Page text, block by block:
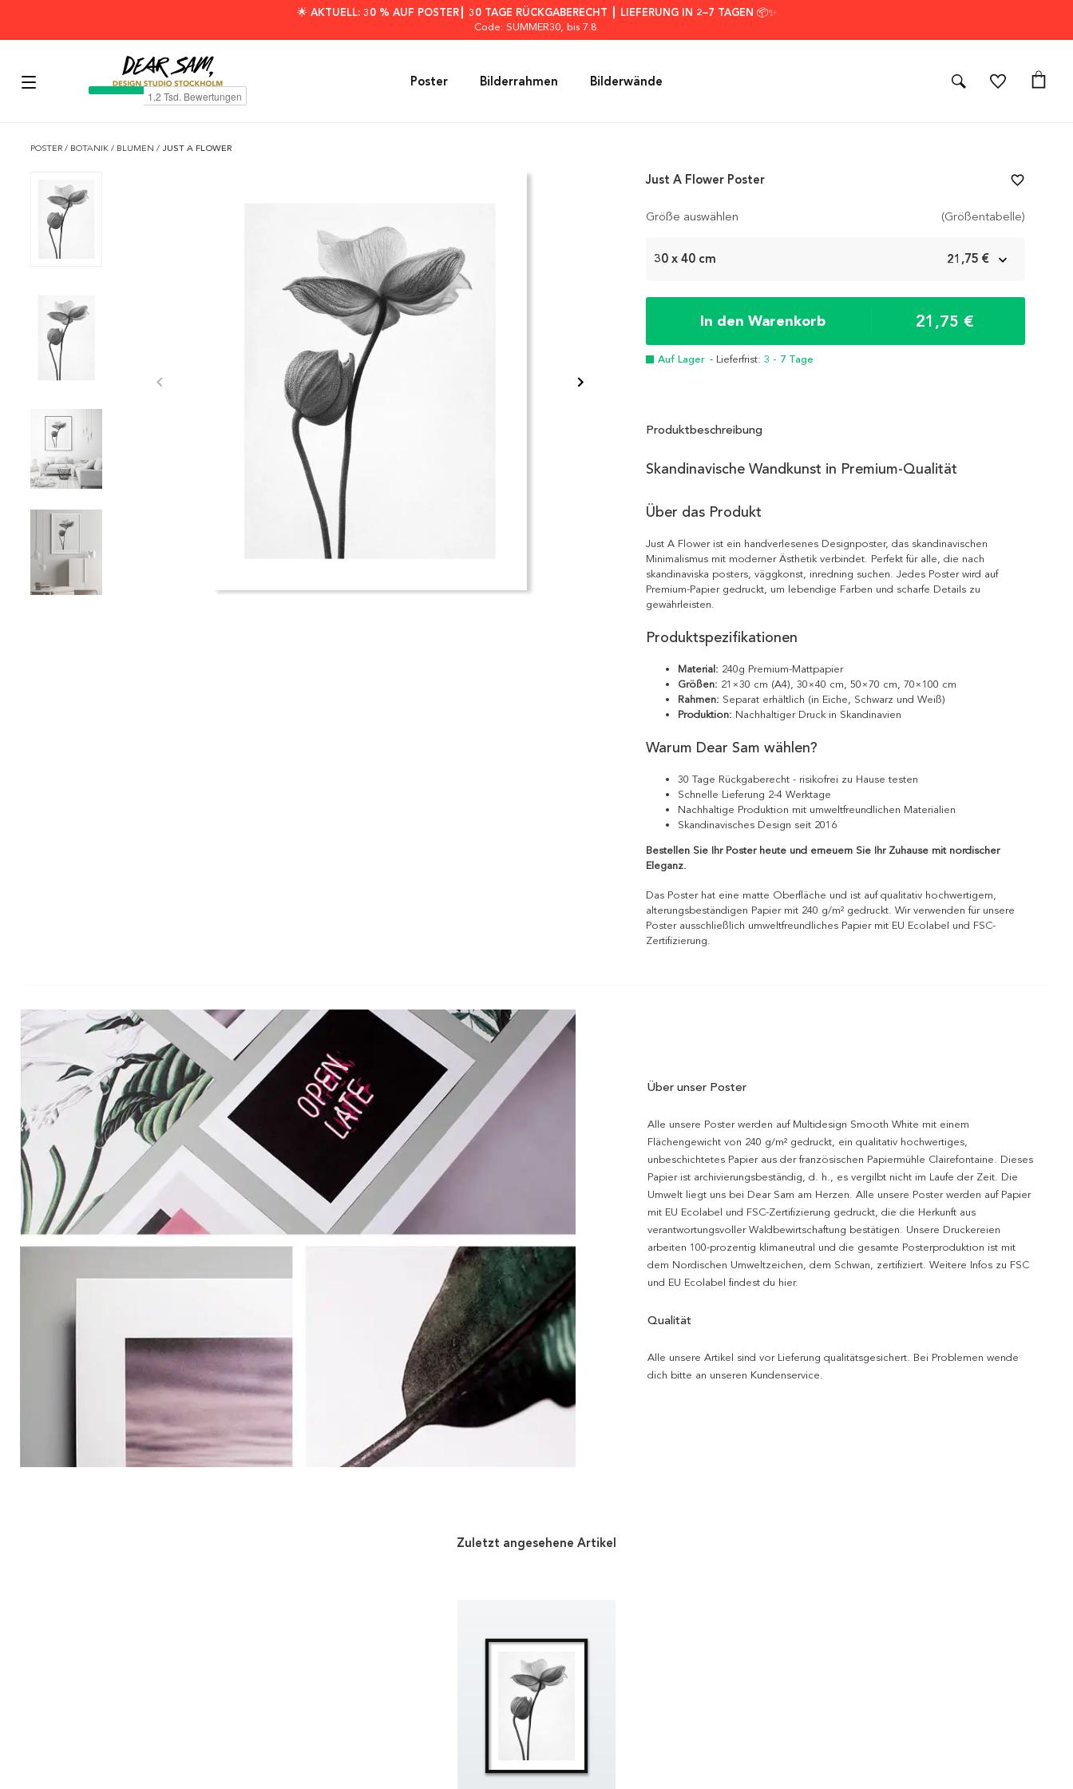
🌟 AKTUELL: 30 % AUF POSTER┃ 30 TAGE RÜCKGABERECHT ┃ LIEFERUNG IN 2–7 TAGEN 📦✨
Code: SUMMER30, bis 7.8.
Poster Bilderrahmen Bilderwände
POSTER / BOTANIK / BLUMEN / JUST A FLOWER
Größe auswählen (Größentabelle)
30 x 40 cm 21,75 €
In den Warenkorb 21,75 €
Auf Lager - Lieferfrist: 3 - 7 Tage
Just A Flower Poster favorite_border
Produktbeschreibung
Skandinavische Wandkunst in Premium-Qualität
Über das Produkt
Just A Flower ist ein handverlesenes Designposter, das skandinavischen
Minimalismus mit moderner Ästhetik verbindet. Perfekt für alle, die nach
skandinaviska posters, väggkonst, inredning suchen. Jedes Poster wird auf
Premium-Papier gedruckt, um lebendige Farben und scharfe Details zu
gewährleisten.
Produktspezifikationen
Material: 240g Premium-Mattpapier
Größen: 21×30 cm (A4), 30×40 cm, 50×70 cm, 70×100 cm
Rahmen: Separat erhältlich (in Eiche, Schwarz und Weiß)
Produktion: Nachhaltiger Druck in Skandinavien
Warum Dear Sam wählen?
30 Tage Rückgaberecht - risikofrei zu Hause testen
Schnelle Lieferung 2-4 Werktage
Nachhaltige Produktion mit umweltfreundlichen Materialien
Skandinavisches Design seit 2016
Bestellen Sie Ihr Poster heute und erneuern Sie Ihr Zuhause mit nordischer
Eleganz.
Das Poster hat eine matte Oberfläche und ist auf qualitativ hochwertigem,
alterungsbeständigen Papier mit 240 g/m² gedruckt. Wir verwenden für unsere
Poster ausschließlich umweltfreundliches Papier mit EU Ecolabel und FSC-
Zertifizierung.
Über unser Poster
Alle unsere Poster werden auf Multidesign Smooth White mit einem
Flächengewicht von 240 g/m² gedruckt, ein qualitativ hochwertiges,
unbeschichtetes Papier aus der französischen Papiermühle Clairefontaine. Dieses
Papier ist archivierungsbeständig, d. h., es vergilbt nicht im Laufe der Zeit. Die
Umwelt liegt uns bei Dear Sam am Herzen. Alle unsere Poster werden auf Papier
mit EU Ecolabel und FSC-Zertifizierung gedruckt, die die Herkunft aus
verantwortungsvoller Waldbewirtschaftung bestätigen. Unsere Druckereien
arbeiten 100-prozentig klimaneutral und die gesamte Posterproduktion ist mit
dem Nordischen Umweltzeichen, dem Schwan, zertifiziert. Weitere Infos zu FSC
und EU Ecolabel findest du hier.
Qualität
Alle unsere Artikel sind vor Lieferung qualitätsgesichert. Bei Problemen wende
dich bitte an unseren Kundenservice.
Zuletzt angesehene Artikel